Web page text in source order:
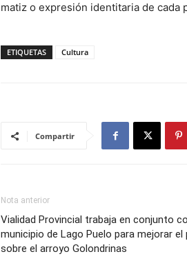
matiz o expresión identitaria de cada
ETIQUETAS Cultura
Compartir
Nota anterior
Vialidad Provincial trabaja en conjunto
municipio de Lago Puelo para mejorar el
sobre el arroyo Golondrinas